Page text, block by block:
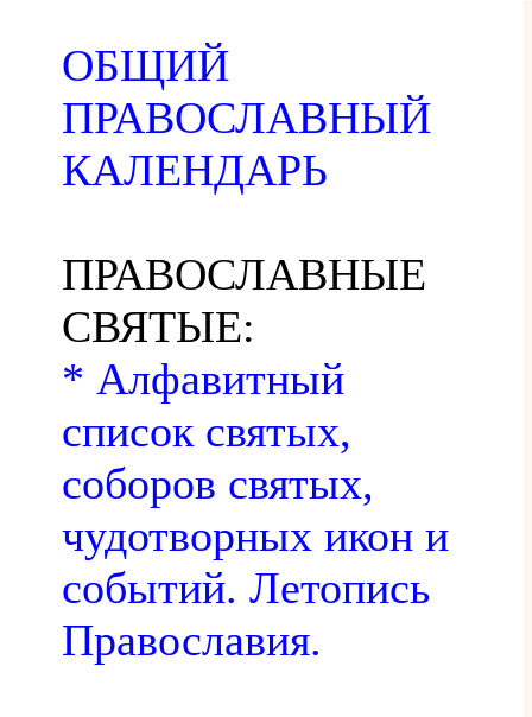
ОБЩИЙ
ПРАВОСЛАВНЫЙ
КАЛЕНДАРЬ
ПРАВОСЛАВНЫЕ
СВЯТЫЕ:
* Алфавитный
список святых,
соборов святых,
чудотворных икон и
событий. Летопись
Православия.